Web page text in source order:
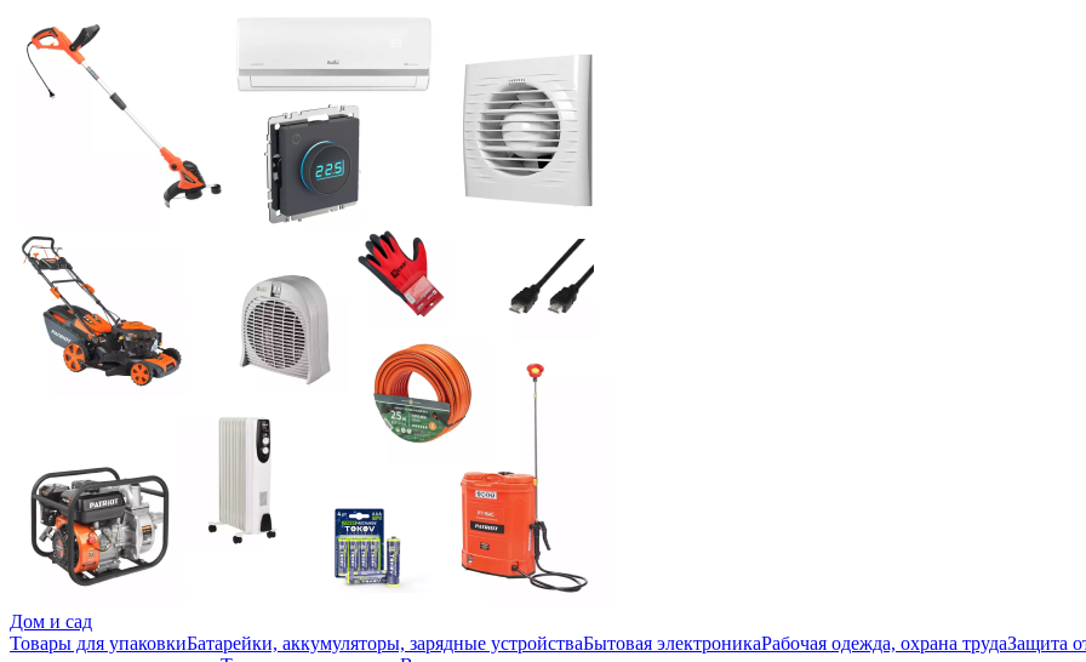
Дом и сад
Товары для упаковкиБатарейки, аккумуляторы, зарядные устройстваБытовая электроникаРабочая одежда, охрана трудаЗащита